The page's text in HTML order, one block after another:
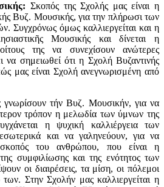
Σκοπός της Σχολής μας είναι η
Βυζ. Μουσικής, για την πλήρωσι των
Συγχρόνως όμως καλλιεργείται και η
Μουσικής και δίνεται η
της να συνεχίσουν ανώτερες
να σημειωθεί ότι η Σχολή Βυζαντινής
μας είναι Σχολή ανεγνωρισμένη από
γνωρίσουν τήν Βυζ. Μουσικήν, για να
τρόπον η μελωδία των ύμνων της
η ψυχική καλλιέργεια των
και να γαληνεύουν, για να
του ανθρώπου, που είναι η
συμφιλίωσης και της ενότητος των
οι διαιρέσεις, τα μίση, οι πόλεμοι
των. Στην Σχολήν μας καλλιεργείται η